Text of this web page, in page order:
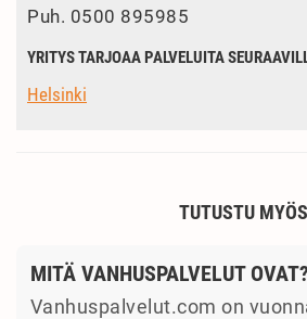
Puh. 0500 895985
YRITYS TARJOAA PALVELUITA
Helsinki
TUTUSTU MYÖS
MITÄ VANHUSPALVELUT
Vanhuspalvelut.com on